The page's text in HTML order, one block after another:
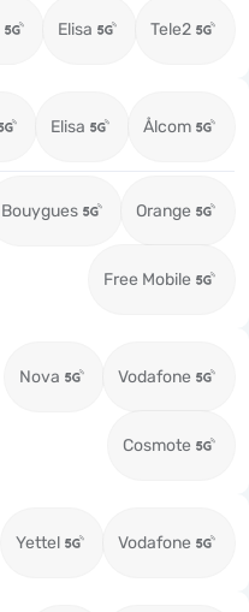
Elisa Tele2
Elisa Ålcom
Bouygues Orange
Free Mobile
Nova Vodafone
Cosmote
Yettel Vodafone